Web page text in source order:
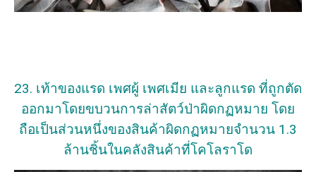
23. เท้าของแรด เพศผู้ เพศเมีย และลูกแรด ที่ถูกตัด
ออกมาโดยขบวนการล่าสัตว์ป่าผิดกฏหมาย โดย
ถือเป็นส่วนหนึ่งของสินค้าผิดกฏหมายจำนวน 1.3
ล้านชิ้นในคลังสินค้าที่โคโลราโด